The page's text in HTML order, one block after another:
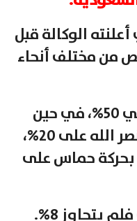
الوكالة قبل
شخص من مختلف أنحاء
وبلغت نسبة تصويت الحوثي 50%، في حين
حصل زعيم حزب الله حسن نصر الله على 20%،
بحركة حماس على
يتجاوز 8%.